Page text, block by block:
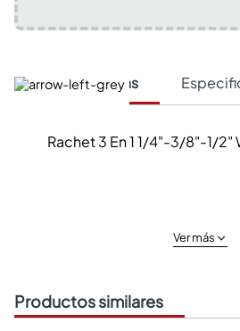
Características
Rachet 3 En 1 1/4"-3/8"-1/2"
Ver más
Productos similares